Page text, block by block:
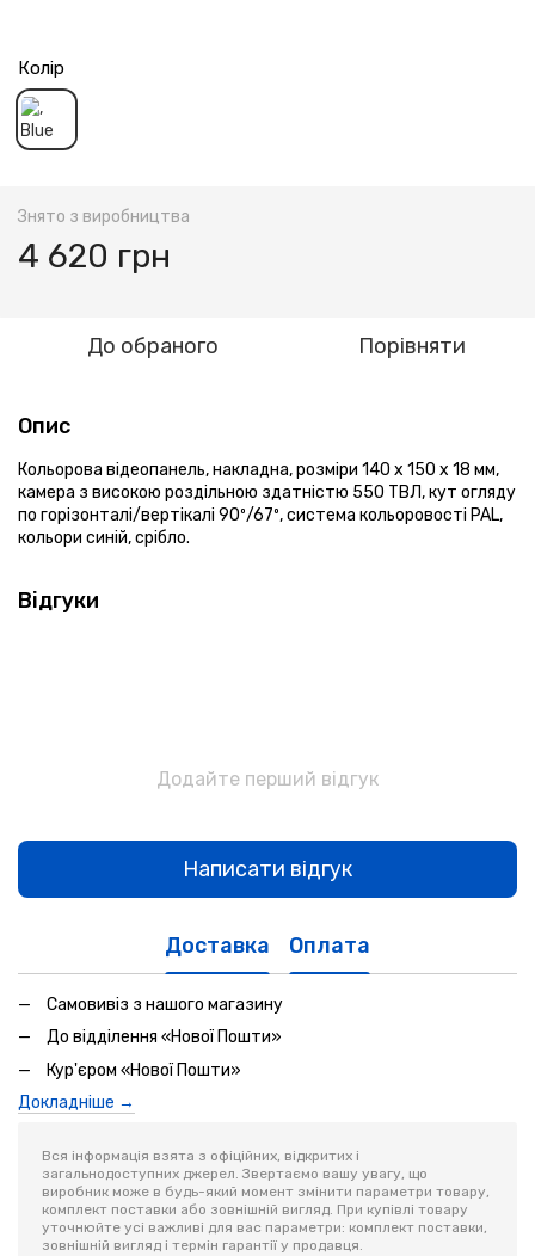
Колір
Знято з виробництва
4 620 грн
До обраного Порівняти
Опис
Кольорова відеопанель, накладна, розміри 140 х 150 х 18 мм,
камера з високою роздільною здатністю 550 ТВЛ, кут огляду
по горізонталі/вертікалі 90º/67º, система кольоровості PAL,
кольори синій, срібло.
Відгуки
Додайте перший відгук
Написати відгук
Доставка Оплата
Самовивіз з нашого магазину
До відділення «Нової Пошти»
Кур'єром «Нової Пошти»
Докладніше →
Вся інформація взята з офіційних, відкритих і
загальнодоступних джерел. Звертаємо вашу увагу, що
виробник може в будь-який момент змінити параметри товару,
комплект поставки або зовнішній вигляд. При купівлі товару
уточнюйте усі важливі для вас параметри: комплект поставки,
зовнішній вигляд і термін гарантії у продавця.